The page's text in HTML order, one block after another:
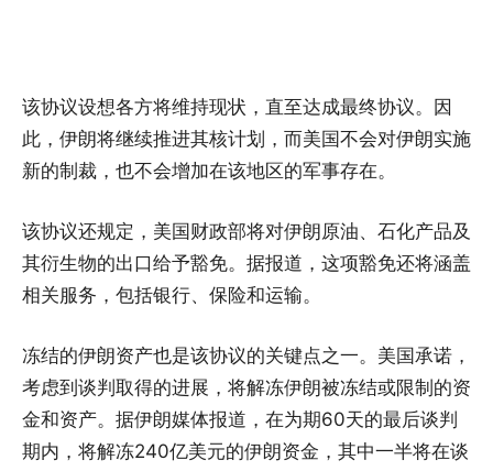
该协议设想各方将维持现状，直至达成最终协议。因
此，伊朗将继续推进其核计划，而美国不会对伊朗实施
新的制裁，也不会增加在该地区的军事存在。
该协议还规定，美国财政部将对伊朗原油、石化产品及
其衍生物的出口给予豁免。据报道，这项豁免还将涵盖
相关服务，包括银行、保险和运输。
冻结的伊朗资产也是该协议的关键点之一。美国承诺，
考虑到谈判取得的进展，将解冻伊朗被冻结或限制的资
金和资产。据伊朗媒体报道，在为期60天的最后谈判
期内，将解冻240亿美元的伊朗资金，其中一半将在谈